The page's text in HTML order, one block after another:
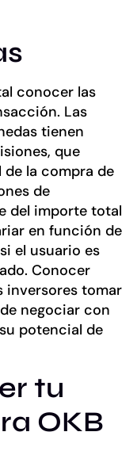
conocer las
Las
tienen
que
la compra de
de
del importe total
en función de
el usuario es
Conocer
inversores tomar
negociar con
potencial de
tu
OKB